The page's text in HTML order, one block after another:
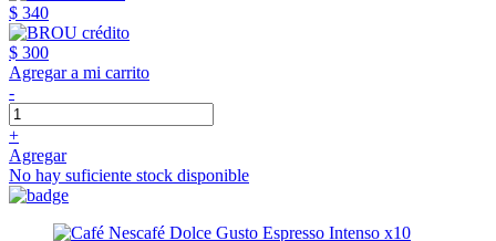
$ 340
$ 300
Agregar a mi carrito
-
+
Agregar
No hay suficiente stock disponible